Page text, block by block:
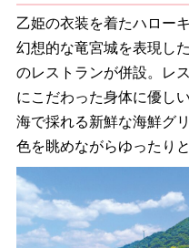
乙姫の衣装を着たハロー
幻想的な竜宮城を表現し
のレストランが併設。レ
にこだわった身体に優し
海で採れる新鮮な海鮮グ
色を眺めながらゆったり